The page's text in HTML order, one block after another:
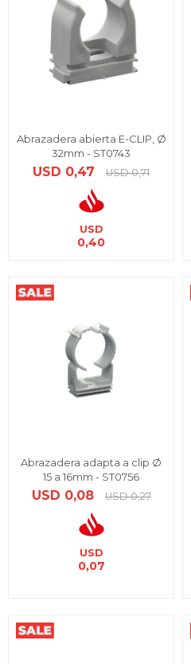
Abrazadera abierta E-CLIP, Ø
32mm - ST0743
USD 0,47 USD 0,71
USD
0,40
Abrazadera adapta a clip Ø
15 a 16mm - ST0756
USD 0,08 USD 0,27
USD
0,07